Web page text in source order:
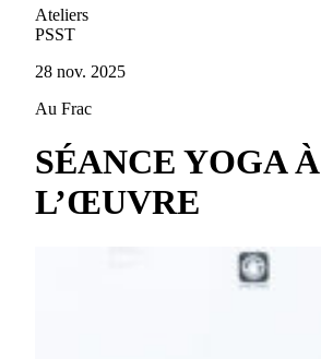
Ateliers
PSST
28 nov. 2025
Au Frac
SÉANCE YOGA À
L’ŒUVRE